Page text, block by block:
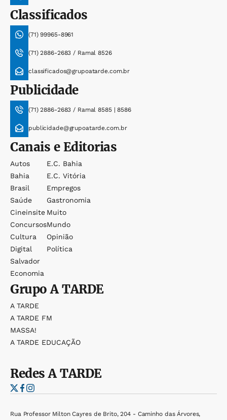
Classificados
(71) 99965-8961
(71) 2886-2683 / Ramal 8526
classificados@grupoatarde.com.br
Publicidade
(71) 2886-2683 / Ramal 8585 | 8586
publicidade@grupoatarde.com.br
Canais e Editorias
Autos
Bahia
Brasil
Saúde
Cineinsite
Concursos
Cultura
Digital
Salvador
Economia
E.c. Bahia
E.c. Vitória
Empregos
Gastronomia
Muito
Mundo
Opinião
Política
GrupoA TARDE
A TARDE
A TARDE FM
MASSA!
A TARDE EDUCAÇÃO
RedesA TARDE
Rua Professor Milton Cayres de Brito, 204 - Caminho das Árvores,